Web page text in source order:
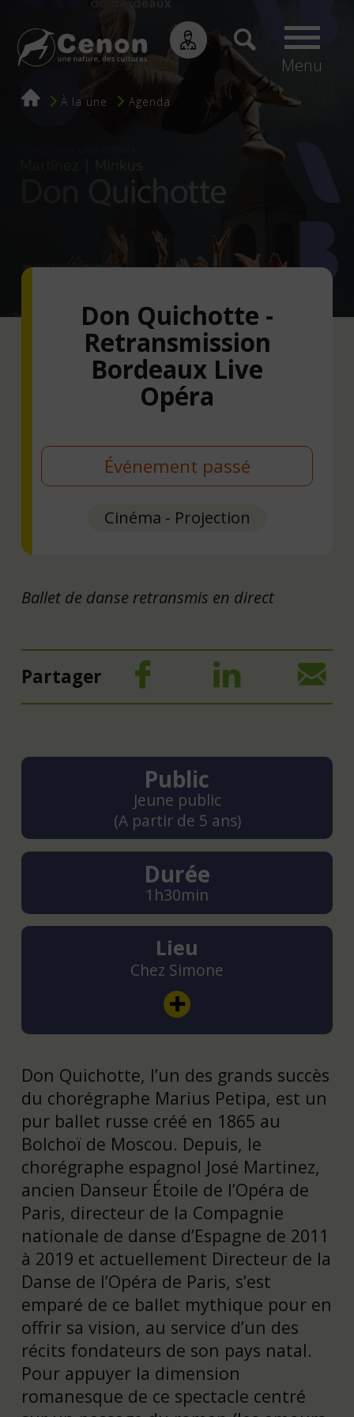
Menu
Fil
À la une Agenda
Don Quichotte -
Retransmission
Bordeaux Live
Opéra
Événement passé
Cinéma - Projection
Ballet de danse retransmis en direct
Partager
Public
Jeune public
(A partir de 5 ans)
Durée
1h30min
Lieu
Chez Simone
Don Quichotte, l’un des grands succès
du chorégraphe Marius Petipa, est un
pur ballet russe créé en 1865 au
Bolchoï de Moscou. Depuis, le
chorégraphe espagnol José Martinez,
ancien Danseur Étoile de l’Opéra de
Paris, directeur de la Compagnie
nationale de danse d’Espagne de 2011
à 2019 et actuellement Directeur de la
Danse de l’Opéra de Paris, s’est
emparé de ce ballet mythique pour en
offrir sa vision, au service d’un des
récits fondateurs de son pays natal.
Pour appuyer la dimension
romanesque de ce spectacle centré